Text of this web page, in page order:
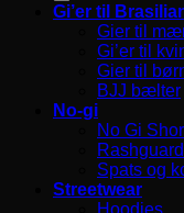
Gi’er til
Gier til
Gi’er til
Gier til
BJJ bælter
No-gi
No Gi
Spats og
Streetwear
Hoodies